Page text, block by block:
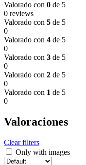
Valorado con 0 de 5
0 reviews
Valorado con 5 de 5
0
Valorado con 4 de 5
0
Valorado con 3 de 5
0
Valorado con 2 de 5
0
Valorado con 1 de 5
0
Valoraciones
Clear filters
Only with images